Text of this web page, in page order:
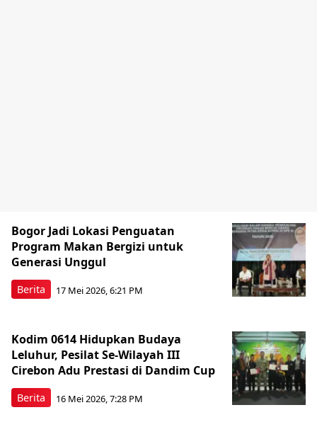
Berita
Bogor Jadi Lokasi Penguatan
Program Makan Bergizi untuk
Generasi Unggul
17 Mei 2026, 6:21 PM
Berita
Kodim 0614 Hidupkan Budaya
Leluhur, Pesilat Se-Wilayah III
Cirebon Adu Prestasi di Dandim Cup
16 Mei 2026, 7:28 PM